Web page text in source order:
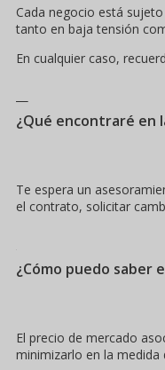
Cada negocio está
tanto en baja tensión
En cualquier caso,
¿Qué encontraré en
Te espera un
el contrato, solicitar
¿Cómo puedo saber
El precio de mercado
minimizarlo en la medida